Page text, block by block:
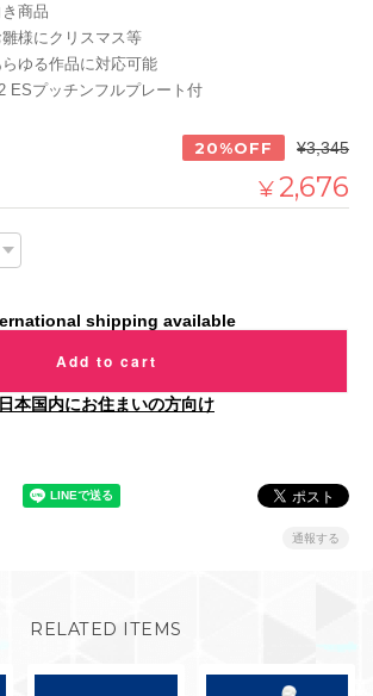
商品
様にクリスマス等
ゆる作品に対応可能
ESプッチンフルプレート付
20%OFF ¥3,345
¥2,676
shipping available
Add to cart
日本国内にお住まいの方向け
通報する
RELATED ITEMS